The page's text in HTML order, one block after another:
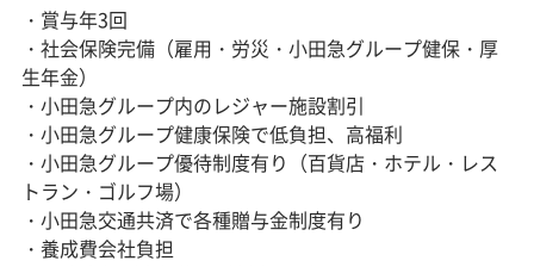
・賞与年3回
・社会保険完備（雇用・労災・小田急グループ健保・厚
生年金）
・小田急グループ内のレジャー施設割引
・小田急グループ健康保険で低負担、高福利
・小田急グループ優待制度有り（百貨店・ホテル・レス
トラン・ゴルフ場）
・小田急交通共済で各種贈与金制度有り
・養成費会社負担